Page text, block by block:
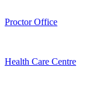
Proctor Office
Health Care Centre